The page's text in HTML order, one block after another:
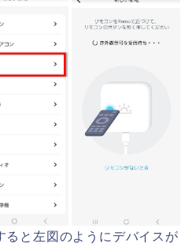
と左図のようにデバイスが